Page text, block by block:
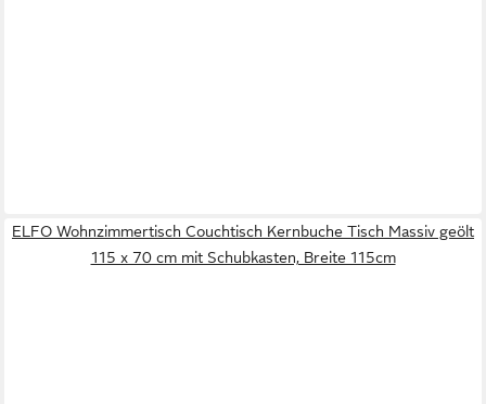
ELFO Wohnzimmertisch Couchtisch Kernbuche Tisch Massiv geölt
115 x 70 cm mit Schubkasten, Breite 115cm